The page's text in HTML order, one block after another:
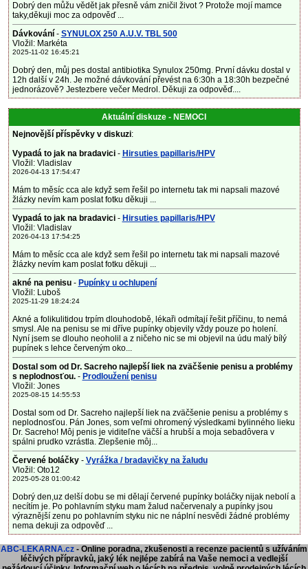
Dobrý den můžu vědět jak přesně vám zničil život ? Protože mojí mamce
taky,děkuji moc za odpověď ...
Dávkování - SYNULOX 250 A.U.V. TBL 500
Vložil: Markéta
2025-11-02 16:45:21
Dobrý den, můj pes dostal antibiotika Synulox 250mg. První dávku dostal v
12h další v 24h. Je možné dávkování převést na 6:30h a 18:30h bezpečné
jednorázově? Jestezbere večer Medrol. Děkuji za odpověď....
Aktuální diskuze - NEMOCI
Nejnovější příspěvky v diskuzi:
Vypadá to jak na bradavici - Hirsuties papillaris/HPV
Vložil: Vladislav
2026-04-13 17:54:47
Mám to měsíc cca ale když sem řešil po internetu tak mi napsali mazové
žlázky nevím kam poslat fotku děkuji ...
Vypadá to jak na bradavici - Hirsuties papillaris/HPV
Vložil: Vladislav
2026-04-13 17:54:25
Mám to měsíc cca ale když sem řešil po internetu tak mi napsali mazové
žlázky nevím kam poslat fotku děkuji ...
akné na penisu- Pupínky u ochlupení
Vložil: Luboš
2025-11-29 18:24:24
Akné a folikulitidou trpím dlouhodobě, lékaři odmítají řešit příčinu, to nemá
smysl. Ale na penisu se mi dříve pupínky objevily vždy pouze po holení.
Nyní jsem se dlouho neoholil a z ničeho nic se mi objevil na údu malý bílý
pupínek s lehce červeným oko...
Dostal som od Dr. Sacreho najlepší liek na zväčšenie penisu a problémy
s neplodnosťou.- Prodloužení penisu
Vložil: Jones
2025-08-15 14:55:53
Dostal som od Dr. Sacreho najlepší liek na zväčšenie penisu a problémy s
neplodnosťou. Pán Jones, som veľmi ohromený výsledkami bylinného lieku
Dr. Sacreho! Môj penis je viditeľne väčší a hrubší a moja sebadôvera v
spálni prudko vzrástla. Zlepšenie môj...
Červené boláčky - Vyrážka / bradavičky na žaludu
Vložil: Oto12
2025-05-28 01:00:42
Dobrý den,uz delší dobu se mi dělají červené pupínky boláčky nijak nebolí a
necítím je. Po pohlavním styku mam žalud načervenaly a pupínky jsou
výraznější zenu po pohlavním styku nic ne náplní nesvědi žádné problémy
nema dekuji za odpověď ...
ABC-LEKARNA.cz - Online poradna, zkušenosti a recenze pacientů s užíváním
léčivých přípravků, jaký lék nejlépe zabírá na Vaše nemoci a vedlejší